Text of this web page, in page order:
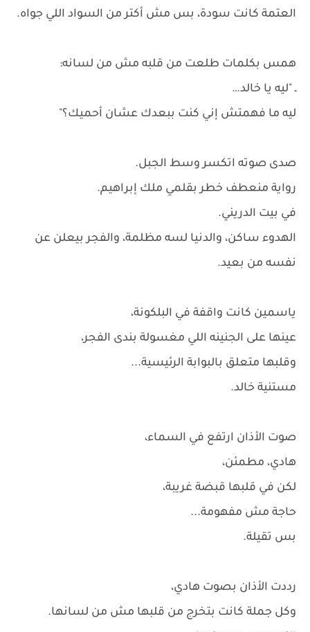
العتمة كانت سودة، بس مش أكتر من السواد اللي جواه.
همس بكلمات طلعت من قلبه مش من لسانه:
ـ "ليه يا خالد…
ليه ما فهمتش إني كنت ببعدك عشان أحميك؟"
صدى صوته اتكسر وسط الجبل.
رواية منعطف خطر بقلمي ملك إبراهيم.
في بيت الدريني.
الهدوء ساكن، والدنيا لسه مظلمة، والفجر بيعلن عن
نفسه من بعيد.
ياسمين كانت واقفة في البلكونة،
عينها على الجنينه اللي مغسولة بندى الفجر،
وقلبها متعلق بالبوابة الرئيسية...
مستنية خالد.
صوت الأذان ارتفع في السماء،
هادي، مطمئن،
لكن في قلبها قبضة غريبة،
حاجة مش مفهومة...
بس تقيلة.
رددت الأذان بصوت هادي،
وكل جملة كانت بتخرج من قلبها مش من لسانها.